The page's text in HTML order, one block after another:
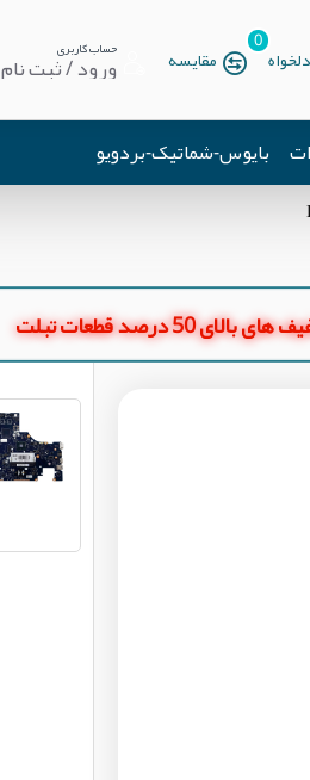
مقایسه
0 حساب کاربری
ورود / ثبت نام
بایوس-شماتیک-بردویو
بالای 50 درصد قطعات تبلت